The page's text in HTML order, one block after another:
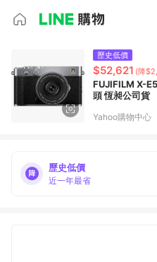
歷史低價
$52,621 (降
FUJIFILM X-
頭 恆昶公司貨
Yahoo購物中心
歷史低價
近一年最省